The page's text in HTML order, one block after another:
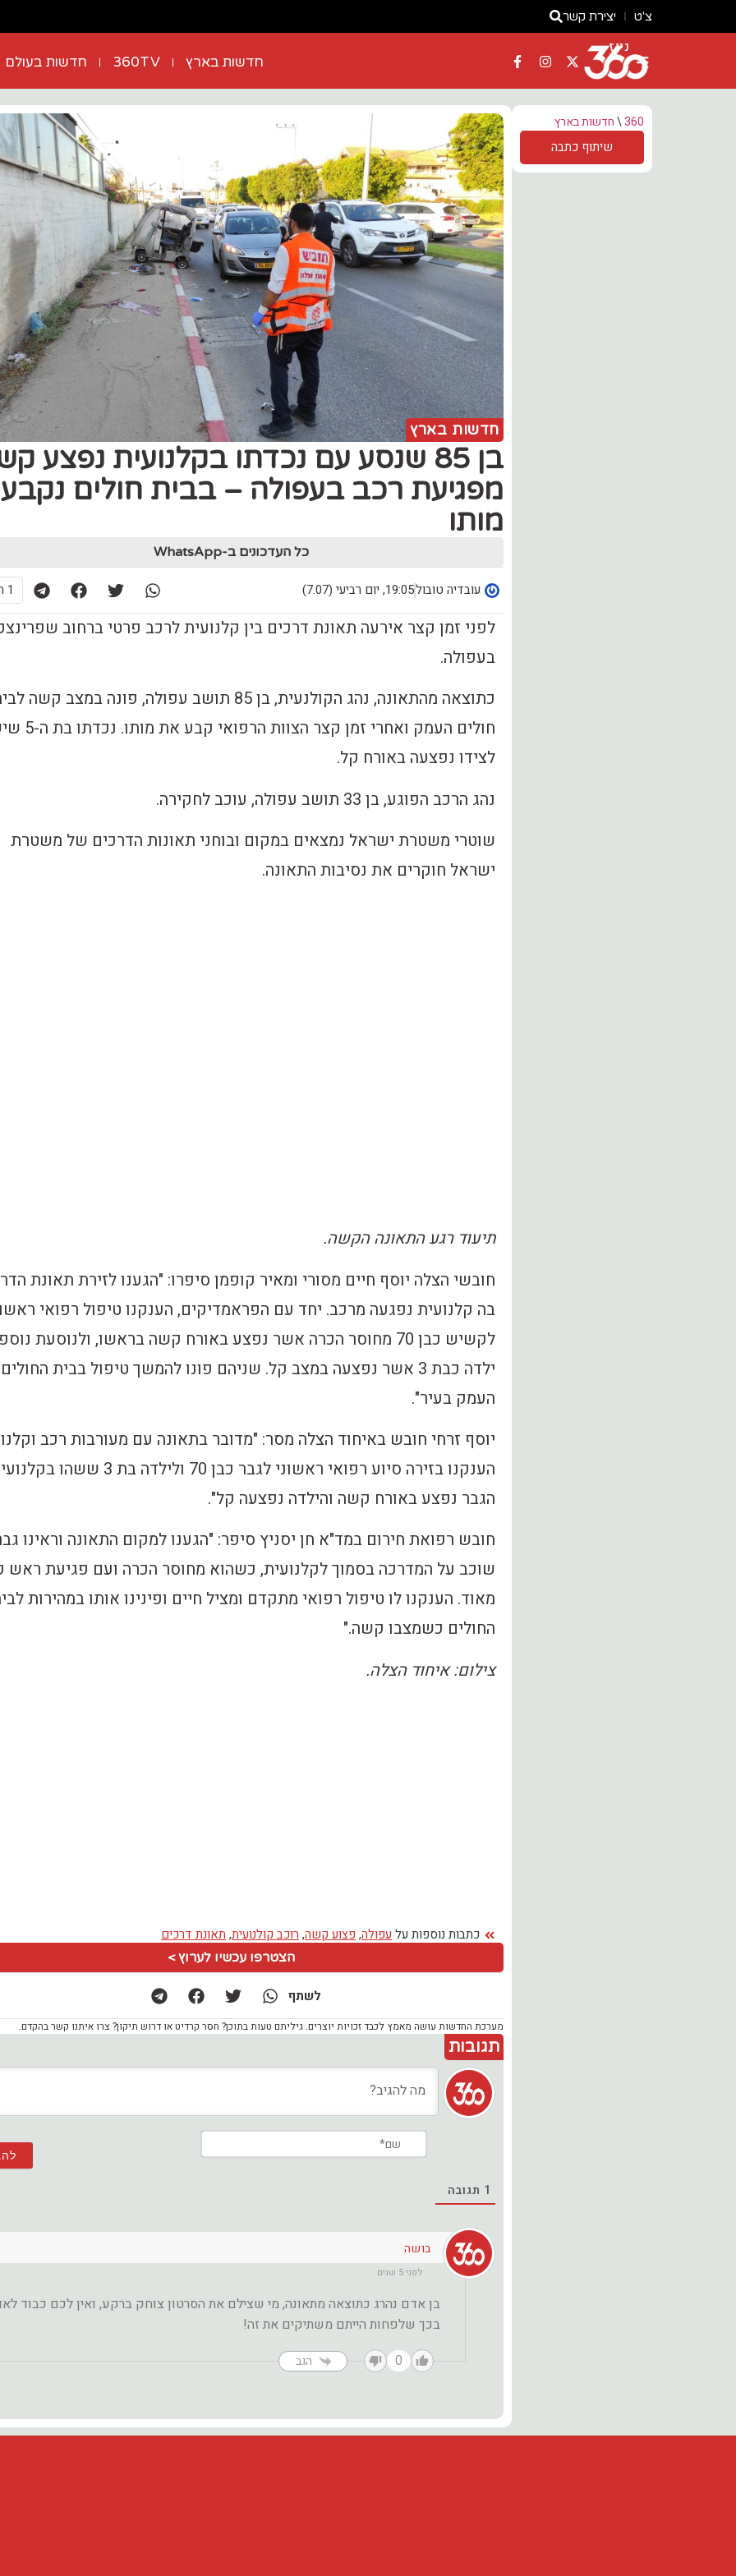
צ'ט יצירת קשר
ניוז
חדשות בארץ 360TV חדשות בעולם
360
\חדשות בארץ
שיתוף כתבה
חדשות בארץ
בן 85 שנסע עם נכדתו בקלנועית נפצע
מפגיעת רכב בעפולה – בבית חולים נקבע
מותו
כל העדכונים ב-WhatsApp
עובדיה טובול19:05, יום רביעי (7.07) 1 תגובות
לפני זמן קצר אירעה תאונת דרכים בין קלנועית לרכב פרטי ברחוב
בעפולה.
כתוצאה מהתאונה, נהג הקולנעית, בן 85 תושב עפולה, פונה במצב קשה
חולים העמק ואחרי זמן
לצידו נפצעה באורח קל.
נהג הרכב הפוגע, בן 33 תושב עפולה, עוכב לחקירה.
שוטרי משטרת ישראל נמצאים במקום ובוחני תאונות הדרכים של משטרת
ישראל חוקרים את נסיבות התאונה.
תיעוד רגע התאונה הקשה.
חובשי הצלה יוסף חיים מסורי ומאיר קופמן סיפרו: "הגענו לזירת תאונת
בה קלנועית נפגעה מרכב. יחד עם הפראמדיקים, הענקנו טיפול רפואי
לקשיש כבן 70 מחוסר הכרה אשר נפצע באורח קשה בראשו, ולנוסעת
ילדה כבת 3 אשר נפצעה במצב קל. שניהם פונו להמשך טיפול בבית החולים
העמק בעיר".
יוסף זרחי חובש באיחוד הצלה מסר: "מדובר בתאונה עם מעורבות רכב
הענקנו בזירה סיוע רפואי ראשוני לגבר כבן 70 ולילדה בת 3
הגבר נפצע באורח קשה והילדה נפצעה קל".
חובש רפואת חירום במד"א חן יסניץ סיפר: "הגענו למקום התאונה וראינו
שוכב על המדרכה בסמוך לקלנועית, כשהוא מחוסר הכרה ועם פגיעת
מאוד. הענקנו לו טיפול רפואי מתקדם ומציל חיים ופינינו אותו במהירות
החולים כשמצבו קשה."
צילום: איחוד הצלה.
כתבות נוספות על עפולה, פצוע קשה, רוכב קולנועית, תאונת דרכים
הצטרפו עכשיו לערוץ >
לשתף
מערכת החדשות עושה מאמץ לכבד זכויות יוצרים. גיליתם טעות בתוכן? חסר קרדיט או דרוש תיקון? צרו איתנו קשר בהקדם.
תגובות
1 תגובה
בושה
לפני 5 שנים
בן אדם נהרג כתוצאה מתאונה, מי שצילם את הסרטון צוחק ברקע, ואין לכם כבוד
בכך שלפחות הייתם משתיקים את זה!
0
הגב